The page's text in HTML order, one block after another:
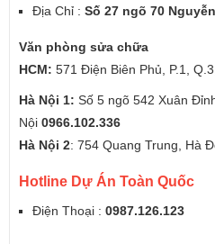
Địa Chỉ : Số 27 ngõ 70
Văn phòng sửa chữa
HCM: 571 Điện Biên Phủ, P.1,
Hà Nội 1: Số 5 ngõ 542 Xuân
Nội 0966.102.336
Hà Nội 2: 754 Quang Trung, Hà
Hotline Dự Án Toàn Quốc
Điện Thoại : 0987.126.123